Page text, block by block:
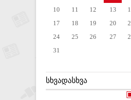
10
11 12 13
17
18 19 20
24
25 26 27
31
ᲡᲮᲕᲐᲓᲐᲡᲮᲕᲐ